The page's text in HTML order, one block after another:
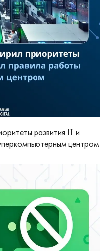
развития IT и
центром